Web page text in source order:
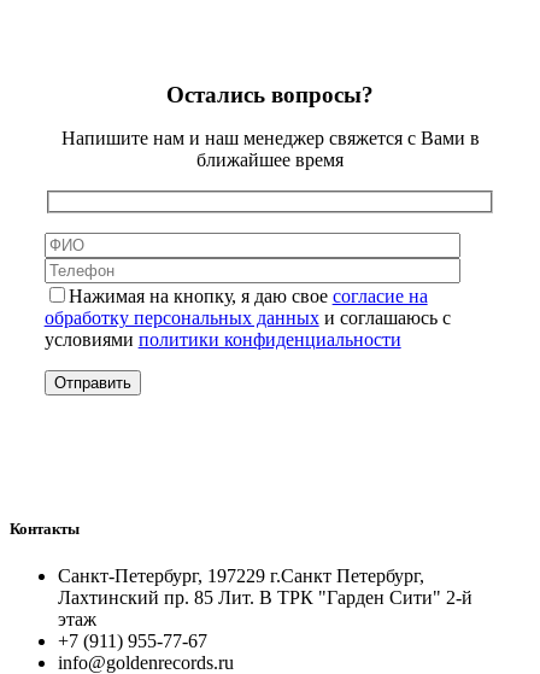
Остались вопросы?
Напишите нам и наш менеджер свяжется с Вами в
ближайшее время
Нажимая на кнопку, я даю свое согласие на
обработку персональных данныхи соглашаюсь с
условиями политики конфиденциальности
Контакты
Санкт-Петербург, 197229 г.Санкт Петербург,
Лахтинский пр. 85 Лит. B ТРК "Гарден Сити" 2-й
этаж
+7 (911) 955-77-67
info@goldenrecords.ru